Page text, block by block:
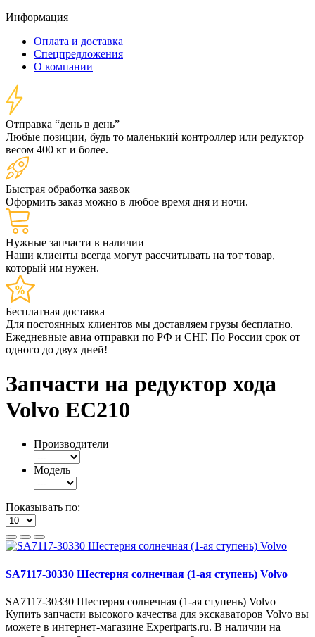
Информация
Оплата и доставка
Спецпредложения
О компании
Отправка “день в день”
Любые позиции, будь то маленький контроллер или редуктор
весом 400 кг и более.
Быстрая обработка заявок
Оформить заказ можно в любое время дня и ночи.
Нужные запчасти в наличии
Наши клиенты всегда могут рассчитывать на тот товар,
который им нужен.
Бесплатная доставка
Для постоянных клиентов мы доставляем грузы бесплатно.
Ежедневные авиа отправки по РФ и СНГ. По России срок от
одного до двух дней!
Запчасти на редуктор хода
Volvo ЕС210
Производители
Модель
Показывать по:
SA7117-30330 Шестерня солнечная (1-ая ступень) Volvo
SA7117-30330 Шестерня солнечная (1-ая ступень) Volvo
Купить запчасти высокого качества для экскаваторов Volvo вы
можете в интернет-магазине Expertparts.ru. В наличии на